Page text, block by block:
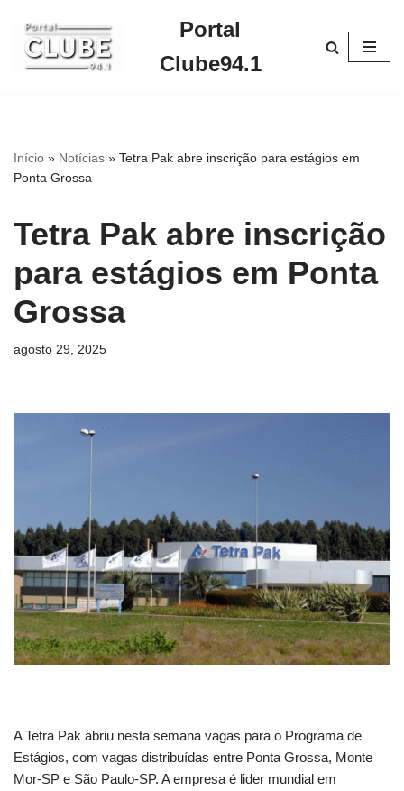
Pular
para
Portal
Clube94.1
Início » Notícias » Tetra Pak abre inscrição para estágios em
Ponta Grossa
Tetra Pak abre inscrição
para estágios em Ponta
Grossa
agosto 29, 2025
A Tetra Pak abriu nesta semana vagas para o Programa de
Estágios, com vagas distribuídas entre Ponta Grossa, Monte
Mor-SP e São Paulo-SP. A empresa é lider mundial em